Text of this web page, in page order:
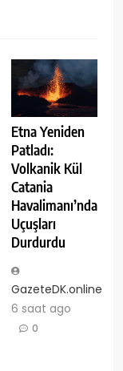
Etna Yeniden
Patladı:
Volkanik Kül
Catania
Havalimanı’nda
Uçuşları
Durdurdu
GazeteDK.online
6 saat ago
0